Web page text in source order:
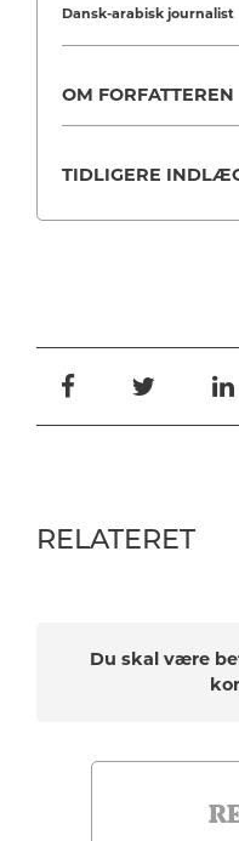
Dansk-arabisk journalist
OM FORFATTEREN
TIDLIGERE
RELATERET
Du skal være